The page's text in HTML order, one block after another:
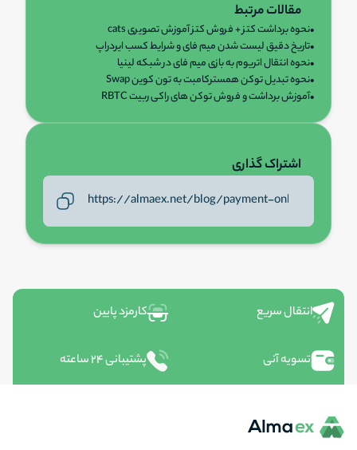
مقالات مرتبط
•نحوه برداشت کتز + فروش کتز آموزش تصویری cats
•تاریخ دقیق لیست شدن میم فای و شرایط کسب ایردراپ
•نحوه انتقال اتریوم به بازی میم فای در شبکه لینیا
•نحوه تبدیل توکن همسترکامبت به تون کوین Swap
•آموزش برداشت و فروش توکن های راکی ربیت RBTC
اشتراک گذاری
انتقال سریع کارمزد پایین
تسویه آنی پشتیبانی ۲۴ ساعته